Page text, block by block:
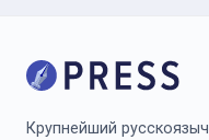
Крупнейший